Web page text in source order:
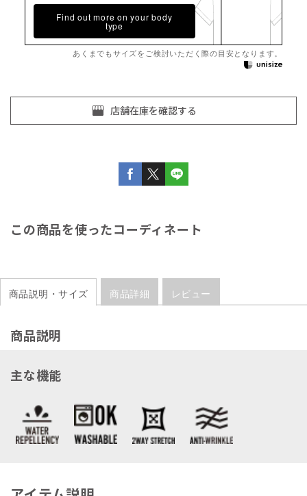
Find out more on your body
type
あくまでもサイズをご検討いただく際の目安となります。
この商品を使ったコーディネート
商品説明・サイズ 商品詳細 レビュー
商品説明
主な機能